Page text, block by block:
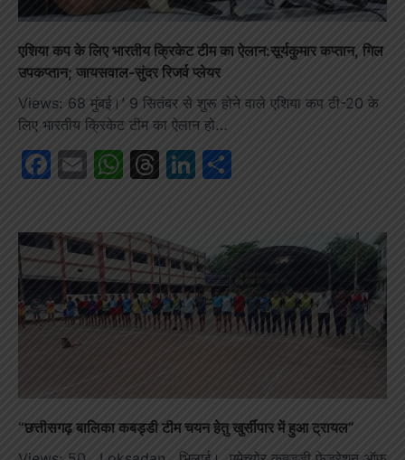
एशिया कप के लिए भारतीय क्रिकेट टीम का ऐलान:सूर्यकुमार कप्तान, गिल
उपकप्तान; जायसवाल-सुंदर रिजर्व प्लेयर
Views: 68 मुंबई।’ 9 सितंबर से शुरू होने वाले एशिया कप टी-20 के
लिए भारतीय क्रिकेट टीम का ऐलान हो…
Facebook
EmailWhatsApp
Threads
LinkedIn
“छत्तीसगढ़ बालिका कबड्डी टीम चयन हेतु खुर्सीपार में हुआ ट्रायल”